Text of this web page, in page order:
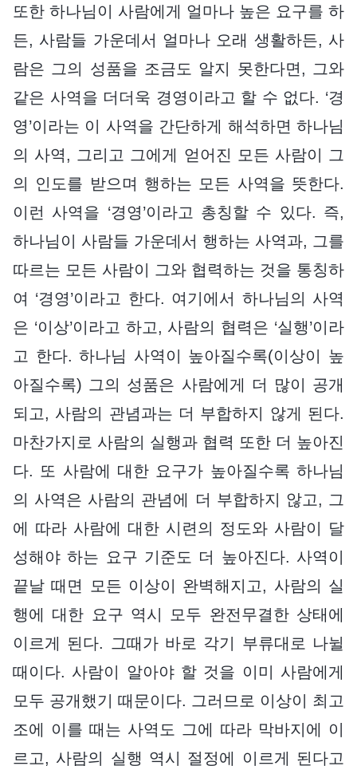
또한 하나님이 사람에게 얼마나 높은 요구를 하
든, 사람들 가운데서 얼마나 오래 생활하든, 사
람은 그의 성품을 조금도 알지 못한다면, 그와
같은 사역을 더더욱 경영이라고 할 수 없다. ‘경
영’이라는 이 사역을 간단하게 해석하면 하나님
의 사역, 그리고 그에게 얻어진 모든 사람이 그
의 인도를 받으며 행하는 모든 사역을 뜻한다.
이런 사역을 ‘경영’이라고 총칭할 수 있다. 즉,
하나님이 사람들 가운데서 행하는 사역과, 그를
따르는 모든 사람이 그와 협력하는 것을 통칭하
여 ‘경영’이라고 한다. 여기에서 하나님의 사역
은 ‘이상’이라고 하고, 사람의 협력은 ‘실행’이라
고 한다. 하나님 사역이 높아질수록(이상이 높
아질수록) 그의 성품은 사람에게 더 많이 공개
되고, 사람의 관념과는 더 부합하지 않게 된다.
마찬가지로 사람의 실행과 협력 또한 더 높아진
다. 또 사람에 대한 요구가 높아질수록 하나님
의 사역은 사람의 관념에 더 부합하지 않고, 그
에 따라 사람에 대한 시련의 정도와 사람이 달
성해야 하는 요구 기준도 더 높아진다. 사역이
끝날 때면 모든 이상이 완벽해지고, 사람의 실
행에 대한 요구 역시 모두 완전무결한 상태에
이르게 된다. 그때가 바로 각기 부류대로 나뉠
때이다. 사람이 알아야 할 것을 이미 사람에게
모두 공개했기 때문이다. 그러므로 이상이 최고
조에 이를 때는 사역도 그에 따라 막바지에 이
르고, 사람의 실행 역시 절정에 이르게 된다고